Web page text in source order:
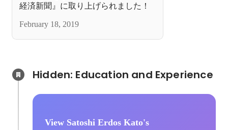
経済新聞』に取り上げられました！
February 18, 2019
View Satoshi Erdos Kato's